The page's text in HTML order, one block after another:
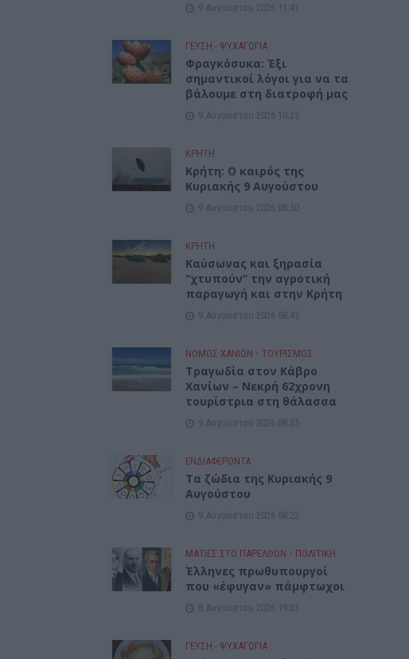
9 Αυγούστου 2026 11:41
ΓΕΎΣΗ - ΨΥΧΑΓΩΓΊΑ
Φραγκόσυκα: Έξι
σημαντικοί λόγοι για να τα
βάλουμε στη διατροφή μας
9 Αυγούστου 2026 10:25
ΚΡΗΤΗ
Κρήτη: Ο καιρός της
Κυριακής 9 Αυγούστου
9 Αυγούστου 2026 08:50
ΚΡΗΤΗ
Καύσωνας και ξηρασία
“χτυπούν” την αγροτική
παραγωγή και στην Κρήτη
9 Αυγούστου 2026 08:45
ΝΟΜΌΣ ΧΑΝΊΩΝ • ΤΟΥΡΙΣΜΟΣ
Τραγωδία στον Κάβρο
Χανίων – Νεκρή 62χρονη
τουρίστρια στη θάλασσα
9 Αυγούστου 2026 08:35
ΕΝΔΙΑΦΕΡΟΝΤΑ
Τα ζώδια της Κυριακής 9
Αυγούστου
9 Αυγούστου 2026 08:22
ΜΑΤΙΕΣ ΣΤΟ ΠΑΡΕΛΘΟΝ • ΠΟΛΙΤΙΚΗ
Έλληνες πρωθυπουργοί
που «έφυγαν» πάμφτωχοι
8 Αυγούστου 2026 19:33
ΓΕΎΣΗ - ΨΥΧΑΓΩΓΊΑ